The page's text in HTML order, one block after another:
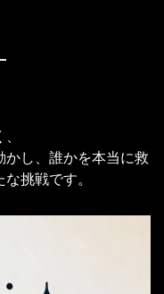
かし、誰かを本当に救
挑戦です。